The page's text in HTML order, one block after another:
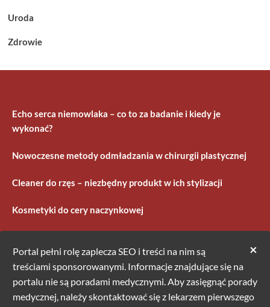
×
Portal pełni rolę zaplecza SEO i treści na nim są
treściami sponsorowanymi. Informacje znajdujące się na
portalu nie są poradami medycznymi. Aby zasięgnąć porady
medycznej, należy skontaktować się z lekarzem pierwszego
Uroda
Zdrowie
Echo serca niemowlaka – co to za badanie i kiedy je
wykonać?
Nowoczesne metody odmładzania w chirurgii plastycznej
Cleaner do rzęs – niezbędny produkt w ich stylizacji
Kosmetyki do cery naczynkowej